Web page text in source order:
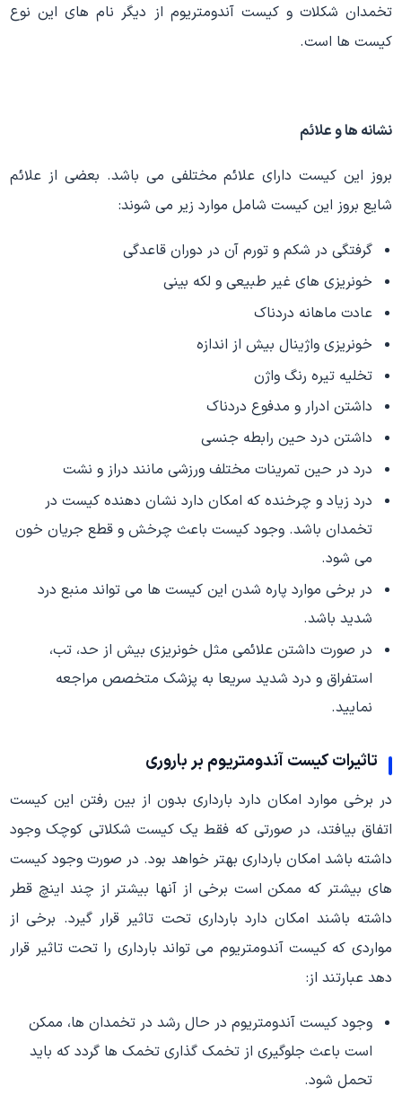
تخمدان شکلات و کیست آندومتریوم از دیگر نام های این نوع
کیست ها است.
نشانه ها و علائم
بروز این کیست دارای علائم مختلفی می باشد. بعضی از علائم
شایع بروز این کیست شامل موارد زیر می شوند:
گرفتگی در شکم و تورم آن در دوران قاعدگی
خونریزی های غیر طبیعی و لکه بینی
عادت ماهانه دردناک
خونریزی واژینال بیش از اندازه
تخلیه تیره رنگ واژن
داشتن ادرار و مدفوع دردناک
داشتن درد حین رابطه جنسی
درد در حین تمرینات مختلف ورزشی مانند دراز و نشت
درد زیاد و چرخنده که امکان دارد نشان دهنده کیست در
تخمدان باشد. وجود کیست باعث چرخش و قطع جریان خون
می شود.
در برخی موارد پاره شدن این کیست ها می تواند منبع درد
شدید باشد.
در صورت داشتن علائمی مثل خونریزی بیش از حد، تب،
استفراق و درد شدید سریعا به پزشک متخصص مراجعه
نمایید.
تاثیرات کیست آندومتریوم بر باروری
در برخی موارد امکان دارد بارداری بدون از بین رفتن این کیست
اتفاق بیافتد، در صورتی که فقط یک کیست شکلاتی کوچک وجود
داشته باشد امکان بارداری بهتر خواهد بود. در صورت وجود کیست
های بیشتر که ممکن است برخی از آنها بیشتر از چند اینچ قطر
داشته باشند امکان دارد بارداری تحت تاثیر قرار گیرد. برخی از
مواردی که کیست آندومتریوم می تواند بارداری را تحت تاثیر قرار
دهد عبارتند از:
وجود کیست آندومتریوم در حال رشد در تخمدان ها، ممکن
است باعث جلوگیری از تخمک گذاری تخمک ها گردد که باید
تحمل شود.